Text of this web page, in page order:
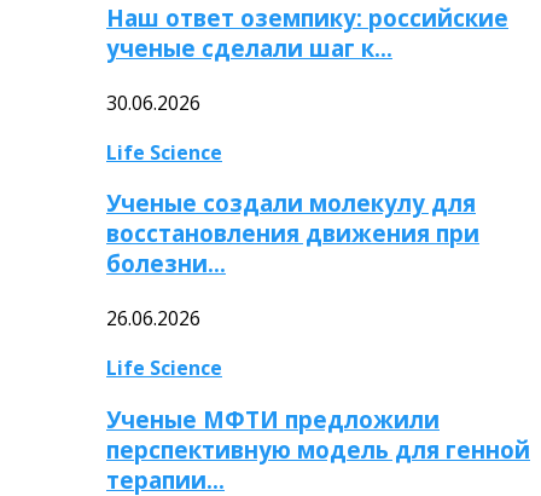
Наш ответ оземпику: российские
ученые сделали шаг к…
30.06.2026
Life Science
Ученые создали молекулу для
восстановления движения при
болезни…
26.06.2026
Life Science
Ученые МФТИ предложили
перспективную модель для генной
терапии…